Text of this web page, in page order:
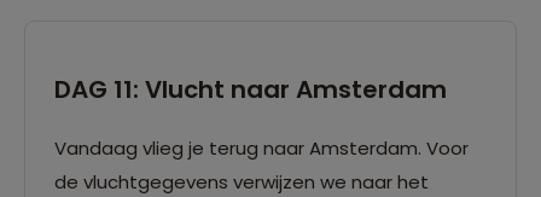
DAG 11: Vlucht naar Amsterdam
Vandaag vlieg je terug naar Amsterdam. Voor
de vluchtgegevens verwijzen we naar het